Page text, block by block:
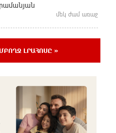
մեկ ժամ առաջ
այս ծանր
դուրս գալու համար.
ու ձեր անտաղանդ շոուները
են, քան անհաջող ու
դերասանի թատրոն.
ԼՐԱՀՈՍԸ »